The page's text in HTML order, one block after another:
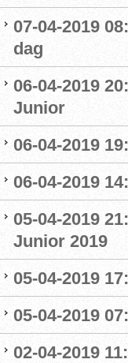
07-04-2019
dag
06-04-2019
Junior
06-04-2019
06-04-2019
05-04-2019
Junior 2019
05-04-2019
05-04-2019
02-04-2019